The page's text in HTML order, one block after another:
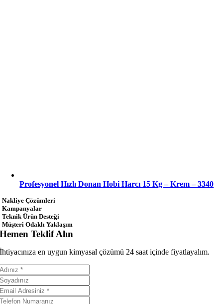
Profesyonel Hızlı Donan Hobi Harcı 15 Kg – Krem – 3340
Nakliye Çözümleri
Kampanyalar
Teknik Ürün Desteği
Müşteri Odaklı Yaklaşım
Hemen Teklif Alın
İhtiyacınıza en uygun kimyasal çözümü 24 saat içinde fiyatlayalım.